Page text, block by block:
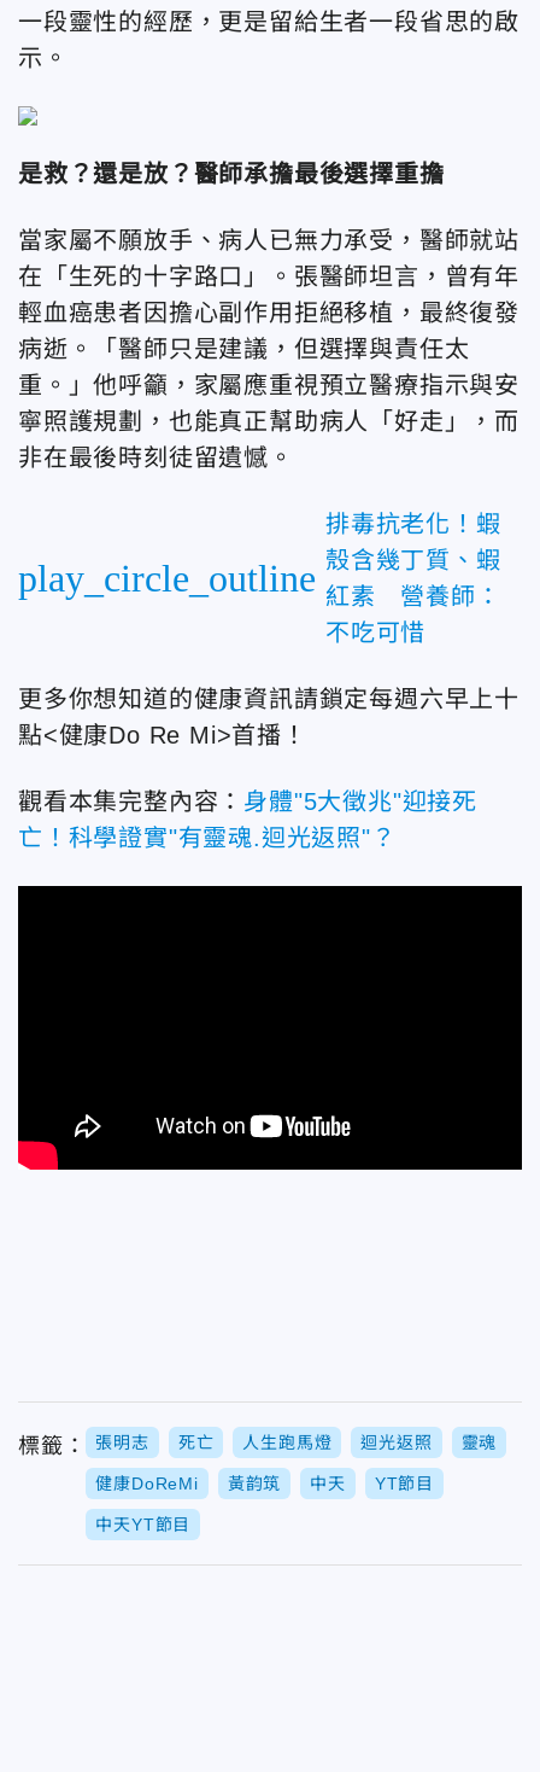
一段靈性的經歷，更是留給生者一段省思的啟
示。
是救？還是放？醫師承擔最後選擇重擔
當家屬不願放手、病人已無力承受，醫師就站
在「生死的十字路口」。張醫師坦言，曾有年
輕血癌患者因擔心副作用拒絕移植，最終復發
病逝。「醫師只是建議，但選擇與責任太
重。」他呼籲，家屬應重視預立醫療指示與安
寧照護規劃，也能真正幫助病人「好走」，而
非在最後時刻徒留遺憾。
play_circle_outline
排毒抗老化！蝦
殼含幾丁質、蝦
紅素 營養師：
不吃可惜
更多你想知道的健康資訊請鎖定每週六早上十
點<健康Do Re Mi>首播！
觀看本集完整內容： 身體"5大徵兆"迎接死
亡！科學證實"有靈魂.迴光返照"？
標籤： 張明志 死亡 人生跑馬燈 迴光返照 靈魂
健康DoReMi 黃韵筑 中天 YT節目
中天YT節目